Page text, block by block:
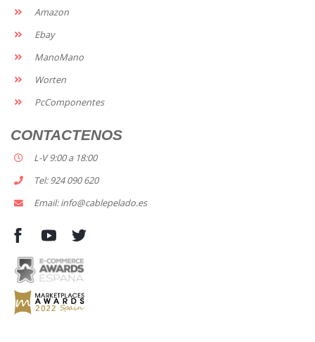
Amazon
Ebay
ManoMano
Worten
PcComponentes
CONTACTENOS
L-V 9:00 a 18:00
Tel: 924 090 620
Email: info@cablepelado.es